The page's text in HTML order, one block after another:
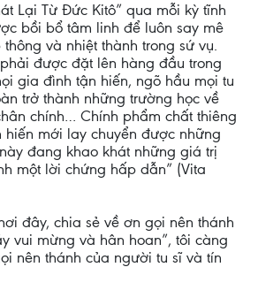
Lại Từ Đức Kitô” qua mỗi kỳ tĩnh
bồi bổ tâm linh để luôn say mê
và nhiệt thành trong sứ vụ.
được đặt lên hàng đầu trong
gia đình tận hiến, ngõ hầu mọi tu
trở thành những trường học về
chính… Chính phẩm chất thiêng
mới lay chuyển được những
đang khao khát những giá trị
một lời chứng hấp dẫn” (Vita
đây, chia sẻ về ơn gọi nên thánh
vui mừng và hân hoan”, tôi càng
nên thánh của người tu sĩ và tín